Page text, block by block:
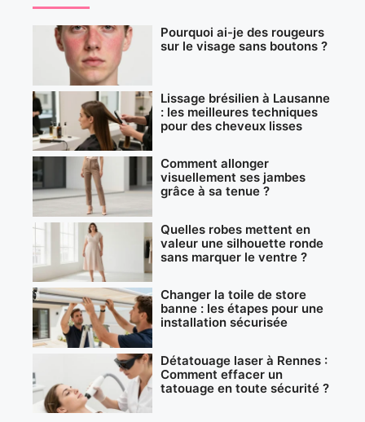
Pourquoi ai-je des rougeurs
sur le visage sans boutons ?
Lissage brésilien à Lausanne
: les meilleures techniques
pour des cheveux lisses
Comment allonger
visuellement ses jambes
grâce à sa tenue ?
Quelles robes mettent en
valeur une silhouette ronde
sans marquer le ventre ?
Changer la toile de store
banne : les étapes pour une
installation sécurisée
Détatouage laser à Rennes :
Comment effacer un
tatouage en toute sécurité ?